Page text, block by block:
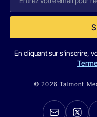
En cliquant sur s'inscrire,
© 2026 Talmont